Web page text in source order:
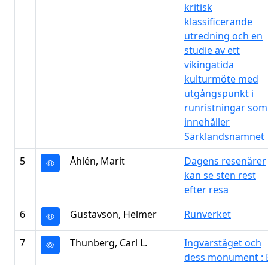
kritisk
klassificerande
utredning och en
studie av ett
vikingatida
kulturmöte med
utgångspunkt i
runristningar som
innehåller
Särklandsnamnet
5
Åhlén, Marit
Dagens resenärer
kan se sten rest
efter resa
6
Gustavson, Helmer Runverket
7 Thunberg, Carl L.
Ingvarståget och
dess monument :